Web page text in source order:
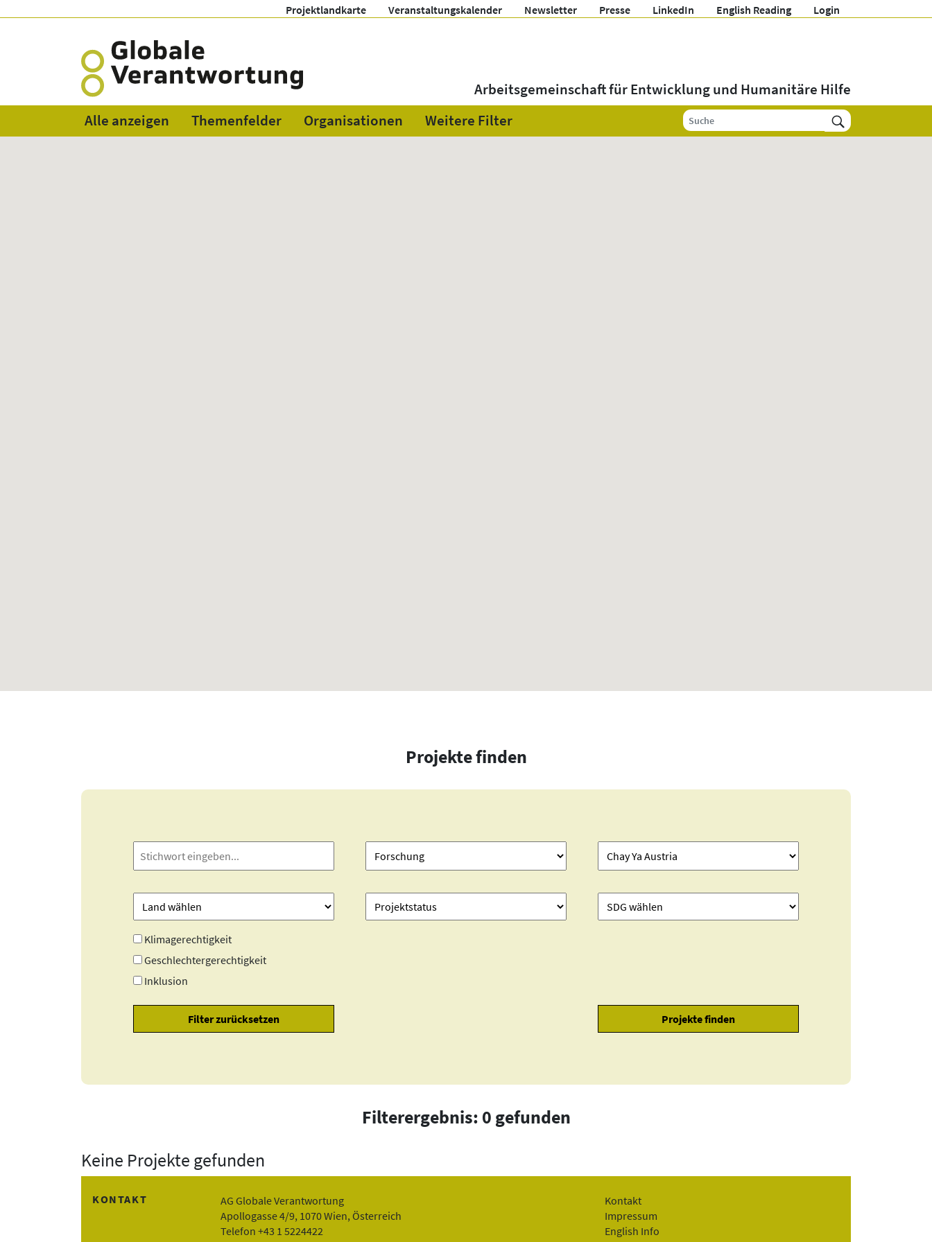
Projektlandkarte Veranstaltungskalender Newsletter Presse LinkedIn English Reading Login
Arbeitsgemeinschaft für Entwicklung und Humanitäre Hilfe
Alle anzeigen
Themenfelder Organisationen Weitere Filter
Projekte finden
Klimagerechtigkeit
Geschlechtergerechtigkeit
Inklusion
Filterergebnis: 0 gefunden
Keine Projekte gefunden
KONTAKT
AG Globale Verantwortung
Apollogasse 4/9, 1070 Wien, Österreich
Telefon +43 1 5224422
Kontakt
Impressum
English Info